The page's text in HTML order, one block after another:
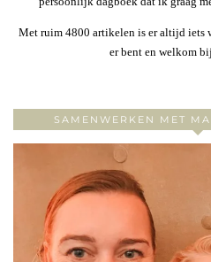
Met ruim 4800 artikelen is er altijd iets
er bent en welkom
SAMENWERKEN MET